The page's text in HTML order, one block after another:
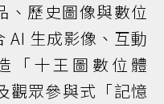
、歷史圖像與數位
AI 生成影像、互動
「十王圖數位體
觀眾參與式「記憶